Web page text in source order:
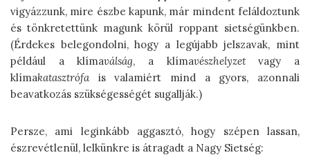
vigyázzunk, mire észbe kapunk, már mindent feláldoztunk
és tönkretettünk magunk körül roppant sietségünkben.
(Érdekes belegondolni, hogy a legújabb jelszavak, mint
például a klímaválság, a klímavészhelyzetvagy a
klímakatasztrófa is valamiért mind a gyors, azonnali
beavatkozás szükségességét sugallják.)
Persze, ami leginkább aggasztó, hogy szépen lassan,
észrevétlenül, lelkünkre is átragadt a Nagy Sietség: